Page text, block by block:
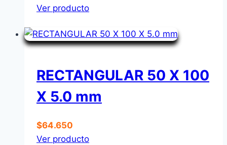
Ver producto
RECTANGULAR 50 X 100
X 5.0 mm
$64.650
Ver producto